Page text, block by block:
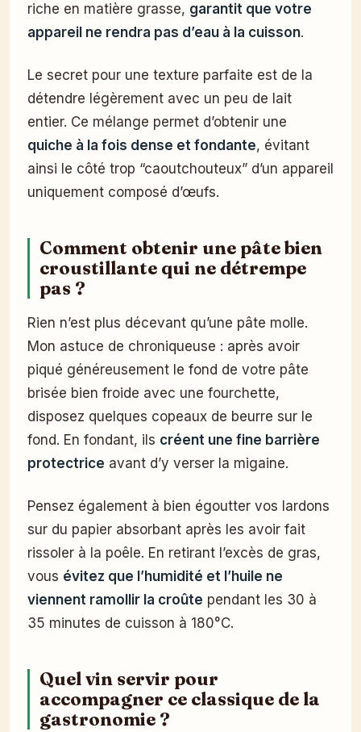
riche en matière grasse, garantit que votre
appareil ne rendra pas d’eau à la cuisson.
Le secret pour une texture parfaite est de la
détendre légèrement avec un peu de lait
entier. Ce mélange permet d’obtenir une
quiche à la fois dense et fondante, évitant
ainsi le côté trop “caoutchouteux” d’un appareil
uniquement composé d’œufs.
Comment obtenir une pâte bien
croustillante qui ne détrempe
pas ?
Rien n’est plus décevant qu’une pâte molle.
Mon astuce de chroniqueuse : après avoir
piqué généreusement le fond de votre pâte
brisée bien froide avec une fourchette,
disposez quelques copeaux de beurre sur le
fond. En fondant, ils créent une fine barrière
protectrice avant d’y verser la migaine.
Pensez également à bien égoutter vos lardons
sur du papier absorbant après les avoir fait
rissoler à la poêle. En retirant l’excès de gras,
vous évitez que l’humidité et l’huile ne
viennent ramollir la croûte pendant les 30 à
35 minutes de cuisson à 180°C.
Quel vin servir pour
accompagner ce classique de la
gastronomie ?